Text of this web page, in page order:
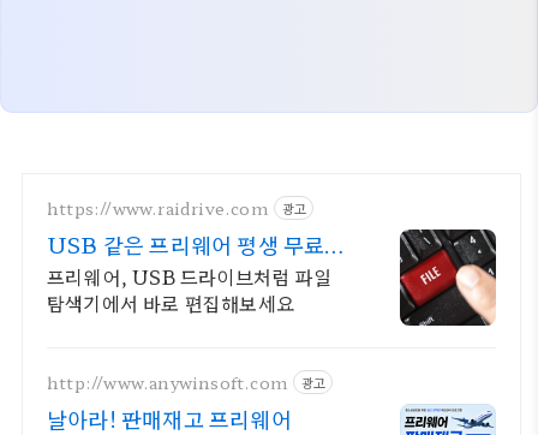
https://www.raidrive.com 광고
USB 같은 프리웨어 평생 무료버
전 제공
프리웨어, USB 드라이브처럼 파일
탐색기에서 바로 편집해보세요
http://www.anywinsoft.com 광고
날아라! 판매재고 프리웨어